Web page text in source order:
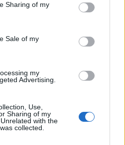
Sharing of my
Sale of my
my
Advertising.
Use,
Sharing of my
with the
collected.
» (Γάμος, μια
απόφαση του Ανώτατου
για την ισότητα των
ιστορικά ενίσχυαν τις
να παντρευτείς με
σε διαφορετική τάξη
για την